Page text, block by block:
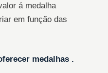
á medalha
em função das
medalhas .